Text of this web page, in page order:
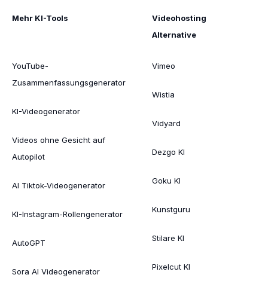
Mehr KI-Tools
YouTube-
Zusammenfassungsgenerator
KI-Videogenerator
Videos ohne Gesicht auf
Autopilot
AI Tiktok-Videogenerator
KI-Instagram-Rollengenerator
AutoGPT
Sora AI Videogenerator
Videohosting
Alternative
Vimeo
Wistia
Vidyard
Dezgo KI
Goku KI
Kunstguru
Stilare KI
Pixelcut KI